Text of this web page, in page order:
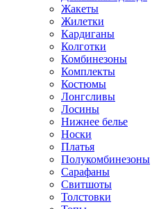
Жакеты
Жилетки
Кардиганы
Колготки
Комбинезоны
Комплекты
Костюмы
Лонгсливы
Лосины
Нижнее белье
Носки
Платья
Полукомбинезоны
Сарафаны
Свитшоты
Толстовки